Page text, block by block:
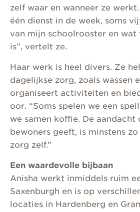
zelf waar en wanneer ze
één dienst in de week, soms
van mijn schoolrooster en
is”, vertelt ze.
Haar werk is heel divers. Ze
dagelijkse zorg, zoals wassen
organiseert activiteiten en
oor. “Soms spelen we een
we samen koffie. De aandacht
bewoners geeft, is minstens
zorg zelf.”
Een waardevolle bijbaan
Anisha werkt inmiddels ruim
Saxenburgh en is op
locaties in Hardenberg en